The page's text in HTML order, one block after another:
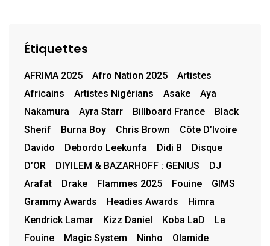
Étiquettes
AFRIMA 2025 Afro Nation 2025
Artistes
Africains
Artistes Nigérians Asake
Aya
Nakamura
Ayra Starr Billboard France
Black
Sherif
Burna Boy Chris Brown
Côte D’Ivoire
Davido
Debordo Leekunfa Didi B
Disque
D’OR
DIYILEM & BAZARHOFF : GENIUS
DJ
Arafat
Drake Flammes 2025 Fouine
GIMS
Grammy Awards
Headies Awards
Himra
Kendrick Lamar
Kizz Daniel Koba LaD
La
Fouine
Magic System Ninho
Olamide